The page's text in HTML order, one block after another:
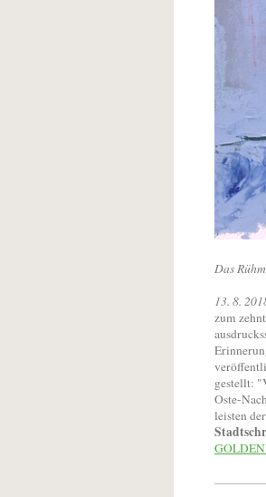
Das
13. 8.
zum
gestellt:
Oste-
leisten